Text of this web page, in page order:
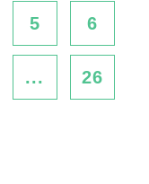
5 6
... 26